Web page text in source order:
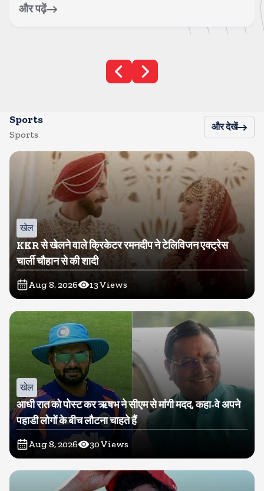
और पढ़ें
Sports
Sports
और देखें
खेल
KKR से खेलने वाले क्रिकेटर रमनदीप ने टेलिविजन एक्ट्रेस
चार्ली चौहान से की शादी
Aug 8, 2026 13Views
खेल
आधी रात को पोस्ट कर ऋषभ ने सीएम से मांगी मदद, कहा-वे अपने
पहाडी लोगों के बीच लौटना चाहते हैं
Aug 8, 2026 30Views